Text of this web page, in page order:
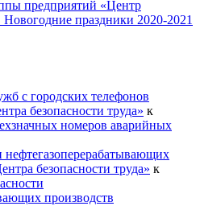
предприятий «Центр
Новогодние праздники 2020-2021
с городских телефонов
безопасности труда» к
номеров аварийных
нефтегазоперерабатывающих
безопасности труда» к
производств